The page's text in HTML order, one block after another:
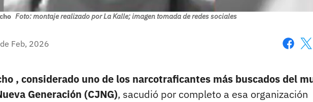
Foto: montaje realizado por La Kalle; imagen tomada de redes sociales
Feb, 2026
, considerado uno de los narcotraficantes más buscados del
Generación (CJNG), sacudió por completo a esa organización